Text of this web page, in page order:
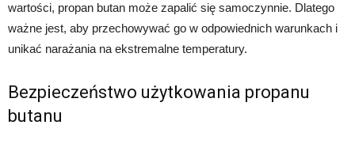
wartości, propan butan może zapalić się samoczynnie. Dlatego
ważne jest, aby przechowywać go w odpowiednich warunkach i
unikać narażania na ekstremalne temperatury.
Bezpieczeństwo użytkowania propanu
butanu